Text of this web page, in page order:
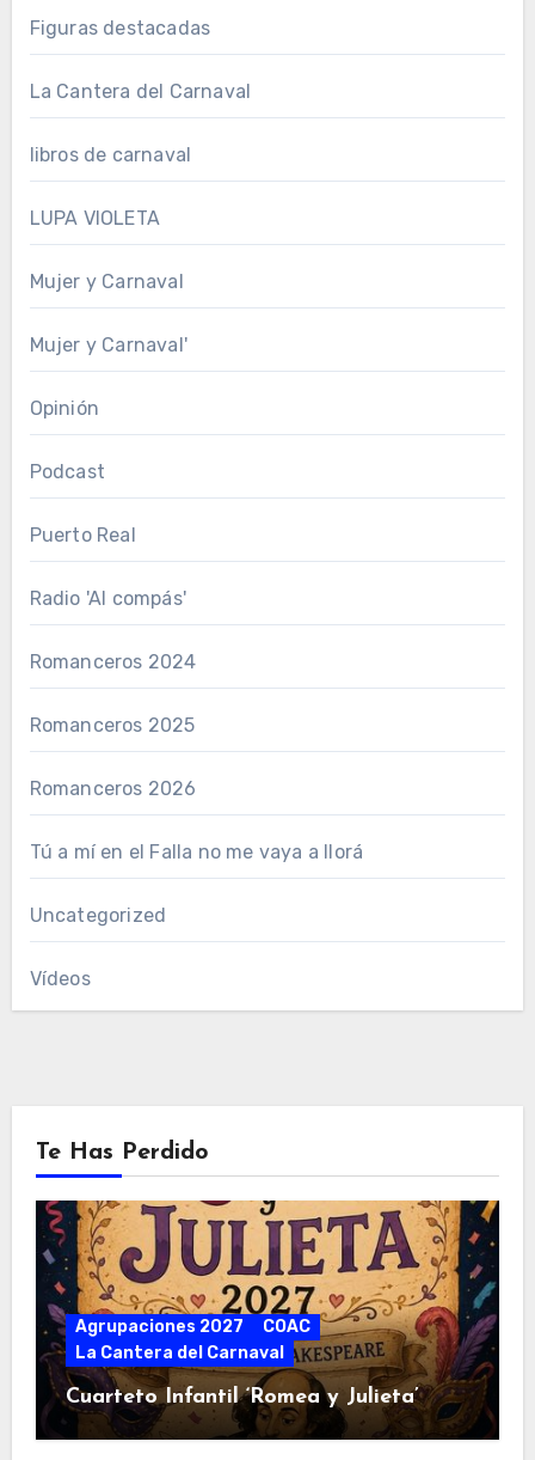
Figuras destacadas
La Cantera del Carnaval
libros de carnaval
LUPA VIOLETA
Mujer y Carnaval
Mujer y Carnaval'
Opinión
Podcast
Puerto Real
Radio 'Al compás'
Romanceros 2024
Romanceros 2025
Romanceros 2026
Tú a mí en el Falla no me vaya a llorá
Uncategorized
Vídeos
Te Has Perdido
Agrupaciones 2027
COAC
La Cantera del Carnaval
Cuarteto Infantil ‘Romea y Julieta’